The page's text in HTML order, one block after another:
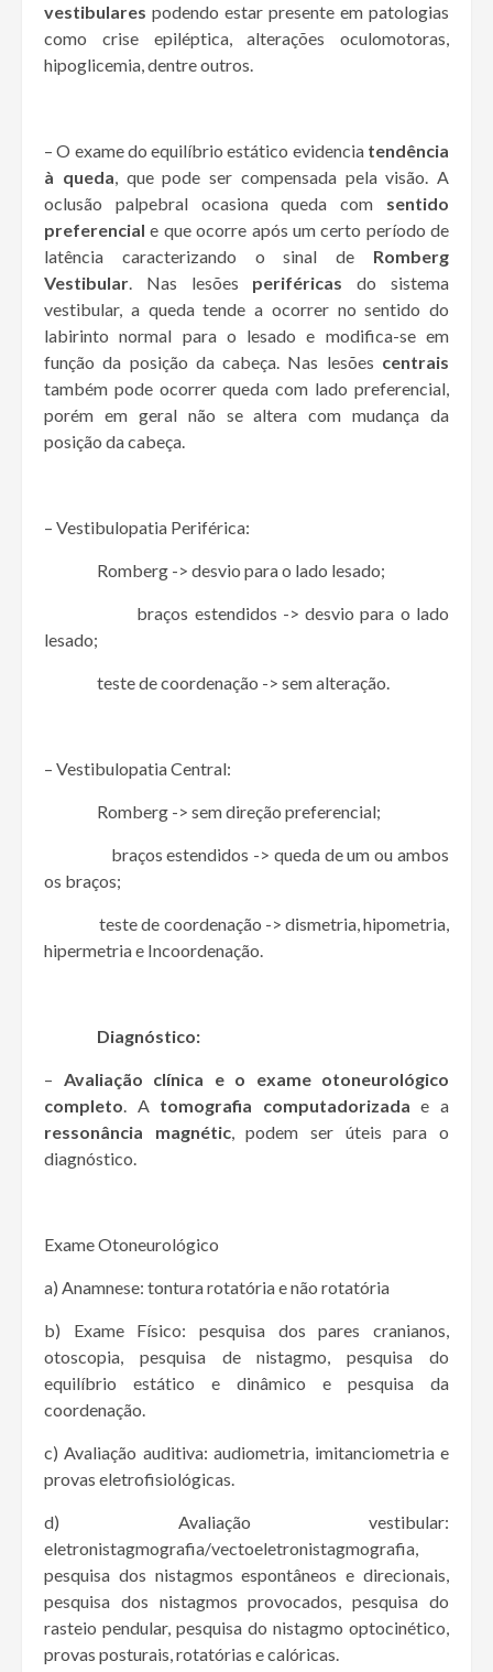
vestibulares podendo estar presente em patologias
como crise epiléptica, alterações oculomotoras,
hipoglicemia, dentre outros.
– O exame do equilíbrio estático evidencia tendência
à queda, que pode ser compensada pela visão. A
oclusão palpebral ocasiona queda com sentido
preferencial e que ocorre após um certo período de
latência caracterizando o sinal de Romberg
Vestibular. Nas lesões periféricas do sistema
vestibular, a queda tende a ocorrer no sentido do
labirinto normal para o lesado e modifica-se em
função da posição da cabeça. Nas lesões centrais
também pode ocorrer queda com lado preferencial,
porém em geral não se altera com mudança da
posição da cabeça.
– Vestibulopatia Periférica:
Romberg -> desvio para o lado lesado;
braços estendidos -> desvio para o lado
lesado;
teste de coordenação -> sem alteração.
– Vestibulopatia Central:
Romberg -> sem direção preferencial;
braços estendidos -> queda de um ou ambos
os braços;
teste de coordenação -> dismetria, hipometria,
hipermetria e Incoordenação.
Diagnóstico:
– Avaliação clínica e o exame otoneurológico
completo. A tomografia computadorizada e a
ressonância magnétic, podem ser úteis para o
diagnóstico.
Exame Otoneurológico
a) Anamnese: tontura rotatória e não rotatória
b) Exame Físico: pesquisa dos pares cranianos,
otoscopia, pesquisa de nistagmo, pesquisa do
equilíbrio estático e dinâmico e pesquisa da
coordenação.
c) Avaliação auditiva: audiometria, imitanciometria e
provas eletrofisiológicas.
d) Avaliação vestibular:
eletronistagmografia/vectoeletronistagmografia,
pesquisa dos nistagmos espontâneos e direcionais,
pesquisa dos nistagmos provocados, pesquisa do
rasteio pendular, pesquisa do nistagmo optocinético,
provas posturais, rotatórias e calóricas.